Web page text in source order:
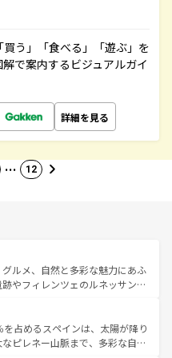
う」「食べる」「遊ぶ」を
で案内するビジュアルガイ
詳細を見る
… 12
ルメ、自然と多彩な魅力にあふ
やフィレンツェのルネッサンス
田園風景やアマルフィ海岸の絶
ない。観光の合間には、本場の
イタリア料理を堪能することも
占めるスペインは、太陽が降り
ピレネー山脈まで、多彩な自然